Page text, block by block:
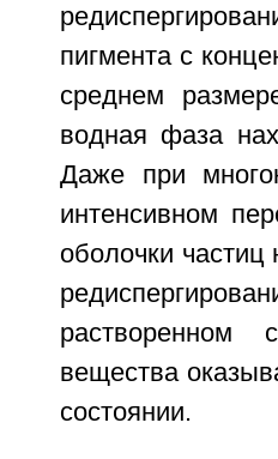
пигмента с
среднем
водная фаза
Даже при
интенсивном
оболочки
растворенном
вещества
состоянии.